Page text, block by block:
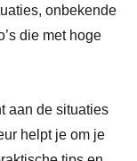
onbekende
die met hoge
aan de situaties
helpt je om je